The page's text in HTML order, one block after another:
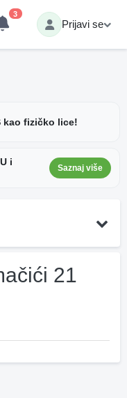
3
Prijavi se
kao fizičko lice!
i
Saznaj više
21